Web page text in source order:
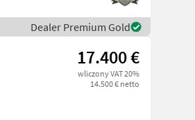
Dealer Premium Gold
17.400 €
wliczony VAT 20%
14.500 € netto